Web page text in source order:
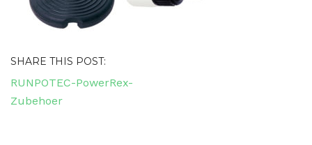
SHARE THIS POST:
Navigacija
objava
RUNPOTEC-PowerRex-
Zubehoer